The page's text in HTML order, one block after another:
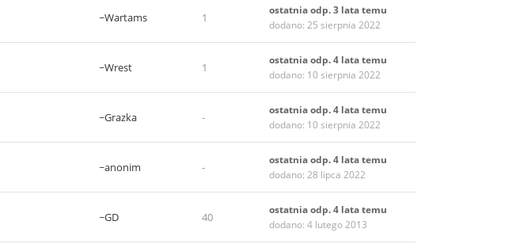
~Wartams 1
ostatnia odp. 3 lata temu
dodano: 25 sierpnia 2022
~Wrest 1
ostatnia odp. 4 lata temu
dodano: 10 sierpnia 2022
~Grazka -
ostatnia odp. 4 lata temu
dodano: 10 sierpnia 2022
~anonim -
ostatnia odp. 4 lata temu
dodano: 28 lipca 2022
~GD 40
ostatnia odp. 4 lata temu
dodano: 4 lutego 2013